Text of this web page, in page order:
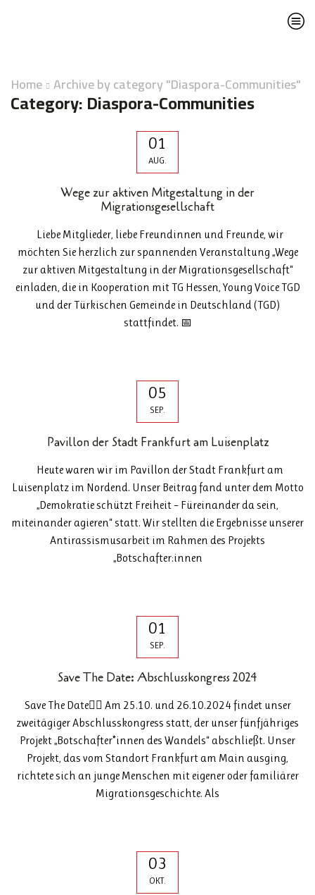
Home Archive by category "Diaspora-Communities"
Category: Diaspora-Communities
01
AUG.
Wege zur aktiven Mitgestaltung in der
Migrationsgesellschaft
Liebe Mitglieder, liebe Freundinnen und Freunde, wir
möchten Sie herzlich zur spannenden Veranstaltung „Wege
zur aktiven Mitgestaltung in der Migrationsgesellschaft“
einladen, die in Kooperation mit TG Hessen, Young Voice TGD
und der Türkischen Gemeinde in Deutschland (TGD)
stattfindet. 📅
05
SEP.
Pavillon der Stadt Frankfurt am Luisenplatz
Heute waren wir im Pavillon der Stadt Frankfurt am
Luisenplatz im Nordend. Unser Beitrag fand unter dem Motto
„Demokratie schützt Freiheit – Füreinander da sein,
miteinander agieren“ statt. Wir stellten die Ergebnisse unserer
Antirassismusarbeit im Rahmen des Projekts
„Botschafter:innen
01
SEP.
Save The Date: Abschlusskongress 2024
Save The Date👇🏽 Am 25.10. und 26.10.2024 findet unser
zweitägiger Abschlusskongress statt, der unser fünfjähriges
Projekt „Botschafter*innen des Wandels“ abschließt. Unser
Projekt, das vom Standort Frankfurt am Main ausging,
richtete sich an junge Menschen mit eigener oder familiärer
Migrationsgeschichte. Als
03
OKT.